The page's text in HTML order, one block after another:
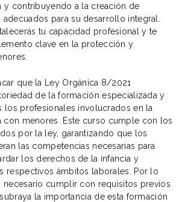
y contribuyendo a la creación de
para su desarrollo integral.
tu capacidad profesional y te
clave en la protección y
que la Ley Orgánica 8/2021
de la formación especializada y
los profesionales involucrados en la
con menores. Este curso cumple con los
por la ley, garantizando que los
las competencias necesarias para
los derechos de la infancia y
respectivos ámbitos laborales. Por lo
necesario cumplir con requisitos previos
la importancia de esta formación